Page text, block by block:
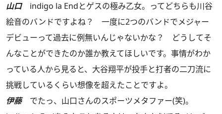
山口indigo la Endとゲスの極み乙女。ってどちらも川谷
絵音のバンドですよね？ 一度に2つのバンドでメジャー
デビューって過去に例無いんじゃないかな？ どうしてそ
んなことができたのか誰か教えてほしいです。事情がわか
っている人から見ると、大谷翔平が投手と打者の二刀流に
挑戦しているくらい想像を超えたことですよ。
伊藤でたっ、山口さんのスポーツメタファー(笑)。